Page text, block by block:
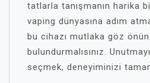
tatlarla tanışmanın harika
vaping dünyasına adım
bu cihazı mutlaka göz
bulundurmalısınız.
seçmek, deneyiminizi